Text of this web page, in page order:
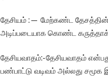
தேசியம் :— மேற்கண்ட தேசத்தின்
அடிப்படையாக கொண்ட
தேசியவாதம்:- தேசியவாதம்
பண்பாட்டு வடிவம் அல்லது சமூக